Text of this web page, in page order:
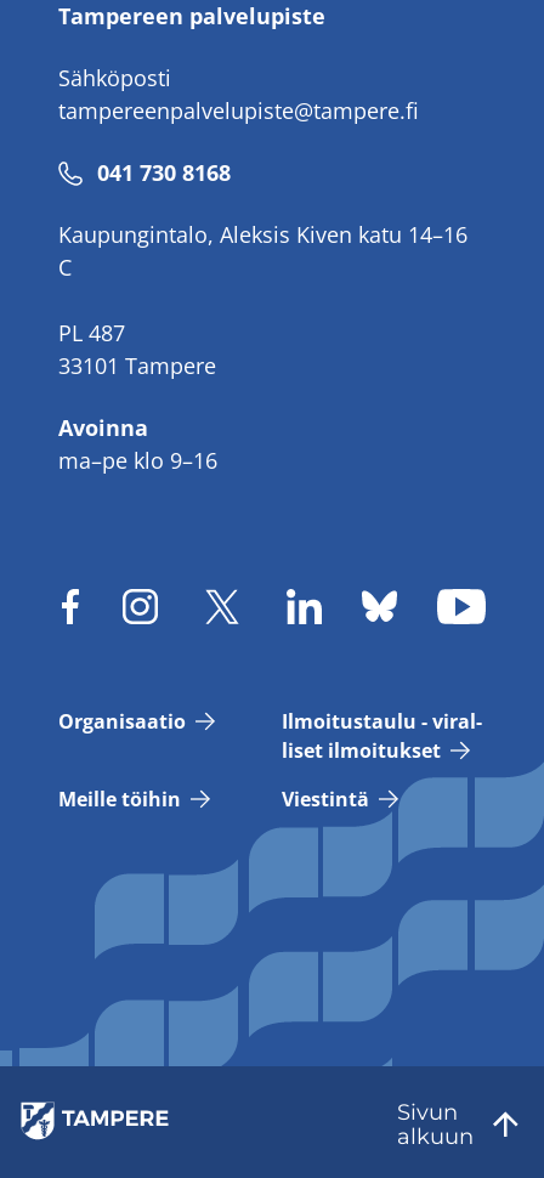
Tampereen palvelupiste
Sähköposti
tampereenpalvelupiste@tampere.fi
Puhelinnumero
041 730 8168
Kaupungintalo, Aleksis Kiven katu 14–16
C
PL 487
33101 Tampere
Avoinna
ma–pe klo 9–16
Or­ga­ni­saa­tio
Il­moi­tus­tau­lu - vi­ral­
li­set il­moi­tuk­set
Meil­le töi­hin
Vies­tin­tä
Sivun
al­kuun